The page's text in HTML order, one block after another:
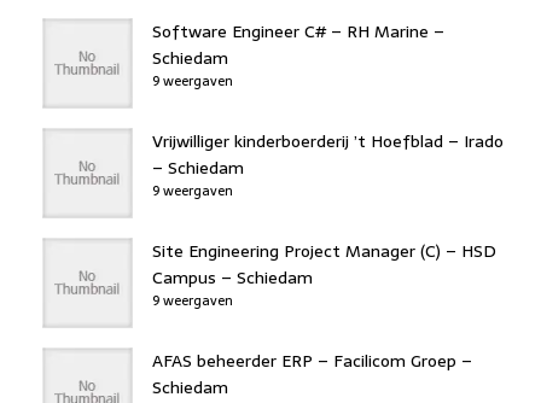
Software Engineer C# – RH Marine –
Schiedam
9 weergaven
Vrijwilliger kinderboerderij ’t Hoefblad – Irado
– Schiedam
9 weergaven
Site Engineering Project Manager (C) – HSD
Campus – Schiedam
9 weergaven
AFAS beheerder ERP – Facilicom Groep –
Schiedam